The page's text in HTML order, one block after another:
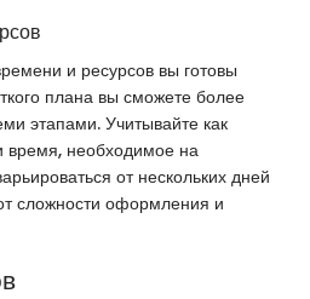
и ресурсов вы готовы
плана вы сможете более
этапами. Учитывайте как
время, необходимое на
от нескольких дней
сложности оформления и